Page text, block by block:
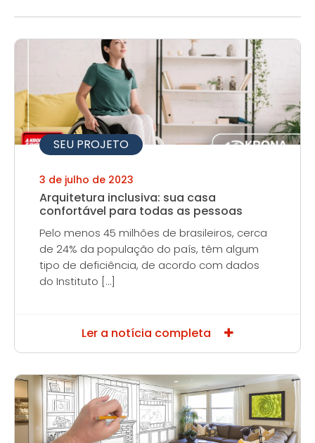
SEU PROJETO
3 de julho de 2023
Arquitetura inclusiva: sua casa
confortável para todas as pessoas
Pelo menos 45 milhões de brasileiros, cerca
de 24% da população do país, têm algum
tipo de deficiência, de acordo com dados
do Instituto […]
Ler a notícia completa